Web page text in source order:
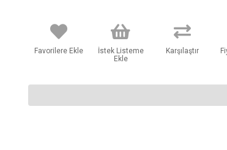
Favorilere Ekle
İstek Listeme
Ekle
Karşılaştır